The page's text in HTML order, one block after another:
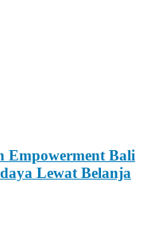
Empowerment Bali
Lewat Belanja